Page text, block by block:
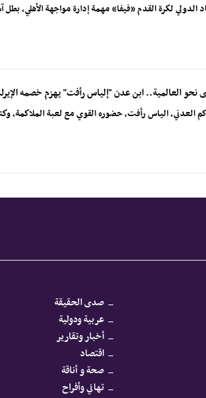
الدولي لكرة القدم «فيفا» مهمة إدارة مواجهة الأهلي، بطل
العالمية.. ابن عدن "إلياس رأفت" يهزم خصمه
العدني، الياس رأفت، حضوره القوي مع لعبة
صدى الحقيقة
عربية ودولية
أخبار وتقارير
اقتصاد
صحة و أناقة
تهاني وأفراح